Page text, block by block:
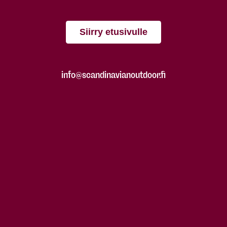
Siirry etusivulle
info@scandinavianoutdoor.fi